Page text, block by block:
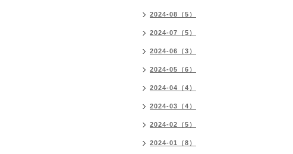
2024-08（5）
2024-07（5）
2024-06（3）
2024-05（6）
2024-04（4）
2024-03（4）
2024-02（5）
2024-01（8）